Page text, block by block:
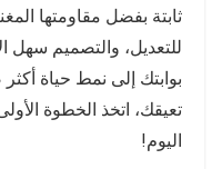
ثابتة بفضل مقاومتها
للتعديل، والتصميم سهل
بوابتك إلى نمط حياة
تعيقك، اتخذ الخطوة
اليوم!